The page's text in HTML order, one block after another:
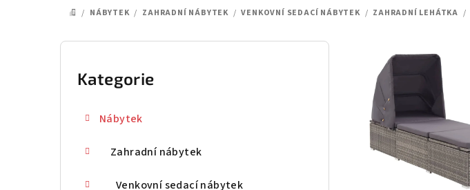
DOMŮ
/ NÁBYTEK / ZAHRADNÍ NÁBYTEK / VENKOVNÍ SEDACÍ NÁBYTEK / ZAHRADNÍ LEHÁTKA /
P
Přeskočit
kategorie
Kategorie
Nábytek
Zahradní nábytek
Venkovní sedací nábytek